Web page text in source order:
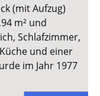
(mit Aufzug)
m² und
Schlafzimmer,
und einer
im Jahr 1977